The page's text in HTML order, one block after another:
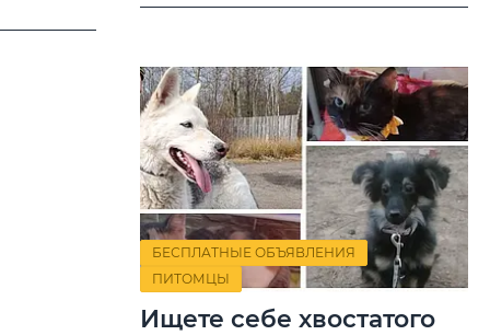
БЕСПЛАТНЫЕ ОБЪЯВЛЕНИЯ
ПИТОМЦЫ
Ищете себе хвостатого